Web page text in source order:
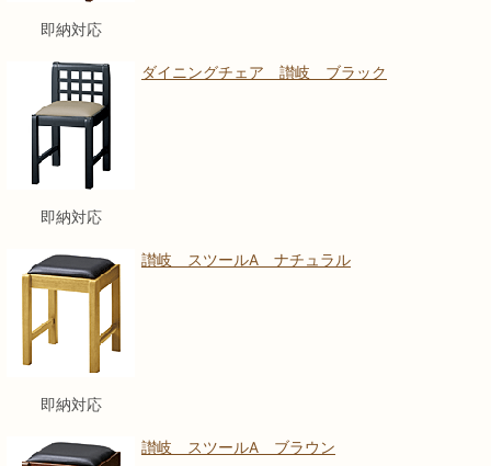
即納対応
即納対応
ダイニングチェア 讃岐 ブラック
即納対応
讃岐 スツールA ナチュラル
讃岐 スツールA ブラウン